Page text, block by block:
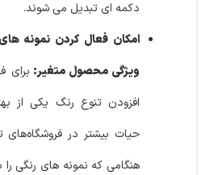
دکمه ای تبدیل می شوند.
امکان فعال کردن نمونه های
ویژگی محصول متغیر: برای
افزودن تنوع رنگ یکی از
حیات بیشتر در فروشگاه‌های
هنگامی که نمونه های رنگی